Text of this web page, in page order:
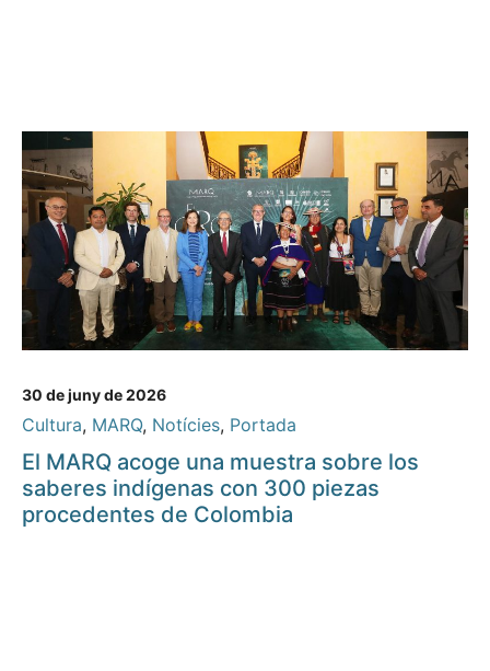
30 de juny de 2026
Cultura, MARQ, Notícies, Portada
El MARQ acoge una muestra sobre los
saberes indígenas con 300 piezas
procedentes de Colombia